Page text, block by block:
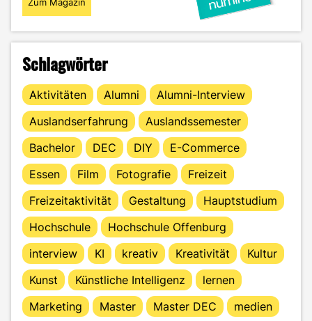
Schlagwörter
Aktivitäten Alumni
Alumni-Interview
Auslandserfahrung
Auslandssemester
Bachelor
DEC DIY
E-Commerce
Essen
Film Fotografie
Freizeit
Freizeitaktivität
Gestaltung
Hauptstudium
Hochschule
Hochschule Offenburg
interview
KI kreativ Kreativität
Kultur
Kunst
Künstliche Intelligenz
lernen
Marketing
Master Master DEC
medien